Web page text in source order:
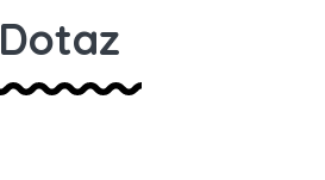
Dotaz